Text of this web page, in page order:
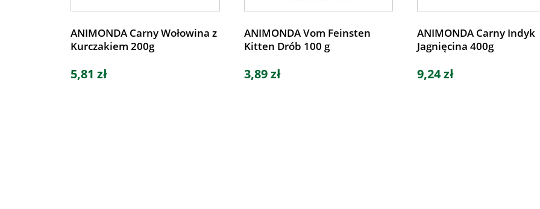
ANIMONDA Carny Wołowina z
Kurczakiem 200g
5,81 zł
ANIMONDA Vom Feinsten
Kitten Drób 100 g
3,89 zł
ANIMONDA Carny Indyk
Jagnięcina 400g
9,24 zł